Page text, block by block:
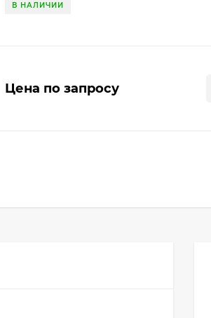
В НАЛИЧИИ
Цена по запросу